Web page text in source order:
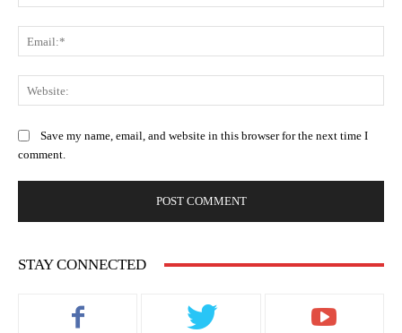
Save my name, email, and website in this browser for the next time I
comment.
STAY CONNECTED